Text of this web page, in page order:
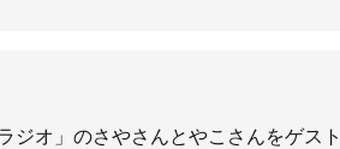
オ」のさやさんとやこさんをゲス